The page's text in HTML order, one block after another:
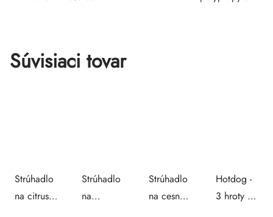
Súvisiaci tovar
Strúhadlo
na citrusy
Strúhadlo
na
Strúhadlo
na cesnak
Hotdog -
3 hroty s